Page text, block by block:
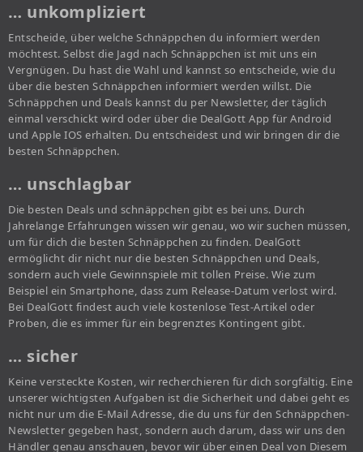
… unkompliziert
Entscheide, über welche Schnäppchen du informiert werden
möchtest. Selbst die Jagd nach Schnäppchen ist mit uns ein
Vergnügen. Du hast die Wahl und kannst so entscheide, wie du
über die besten Schnäppchen informiert werden willst. Die
Schnäppchen und Deals kannst du per Newsletter, der täglich
einmal verschickt wird oder über die DealGott App für Android
und Apple IOS erhalten. Du entscheidest und wir bringen dir die
besten Schnäppchen.
… unschlagbar
Die besten Deals und schnäppchen gibt es bei uns. Durch
Jahrelange Erfahrungen wissen wir genau, wo wir suchen müssen,
um für dich die besten Schnäppchen zu finden. DealGott
ermöglicht dir nicht nur die besten Schnäppchen und Deals,
sondern auch viele Gewinnspiele mit tollen Preise. Wie zum
Beispiel ein Smartphone, dass zum Release-Datum verlost wird.
Bei DealGott findest auch viele kostenlose Test-Artikel oder
Proben, die es immer für ein begrenztes Kontingent gibt.
… sicher
Keine versteckte Kosten, wir recherchieren für dich sorgfältig. Eine
unserer wichtigsten Aufgaben ist die Sicherheit und dabei geht es
nicht nur um die E-Mail Adresse, die du uns für den Schnäppchen-
Newsletter gegeben hast, sondern auch darum, dass wir uns den
Händler genau anschauen, bevor wir über einen Deal von Diesem